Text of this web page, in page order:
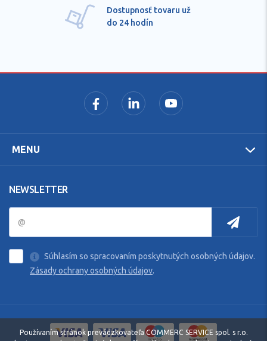
Dostupnosť tovaru už
do 24 hodín
MENU
NEWSLETTER
Súhlasím so spracovaním poskytnutých osobných údajov.
Zásady ochrany osobných údajov.
Používaním stránok prevádzkovateľa COMMERC SERVICE spol. s r.o.